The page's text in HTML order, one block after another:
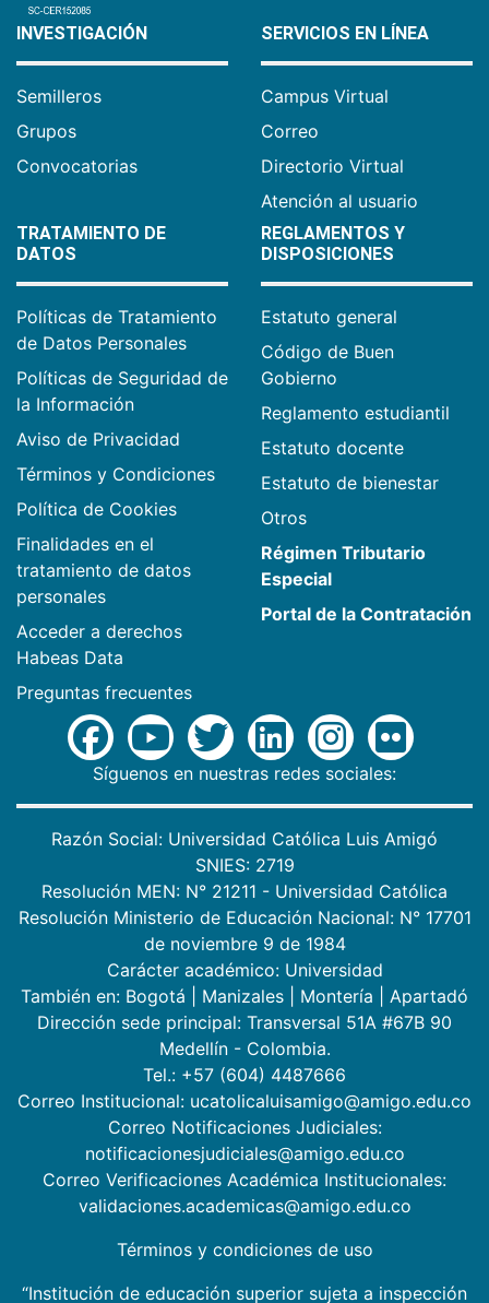
INVESTIGACIÓN
Semilleros
Grupos
Convocatorias
SERVICIOS EN LÍNEA
Campus Virtual
Correo
Directorio Virtual
Atención al usuario
TRATAMIENTO DE
DATOS
Políticas de Tratamiento
de Datos Personales
Políticas de Seguridad de
la Información
Aviso de Privacidad
Términos y Condiciones
Política de Cookies
Finalidades en el
tratamiento de datos
personales
Acceder a derechos
Habeas Data
Preguntas frecuentes
REGLAMENTOS Y
DISPOSICIONES
Estatuto general
Código de Buen
Gobierno
Reglamento estudiantil
Estatuto docente
Estatuto de bienestar
Otros
Régimen Tributario
Especial
Portal de la Contratación
Síguenos en nuestras redes sociales:
Razón Social: Universidad Católica Luis Amigó
SNIES: 2719
Resolución MEN: N° 21211 - Universidad Católica
Resolución Ministerio de Educación Nacional: N° 17701
de noviembre 9 de 1984
Carácter académico: Universidad
También en: Bogotá Manizales Montería
Apartadó
Dirección sede principal: Transversal 51A #67B 90
Medellín - Colombia.
Tel.: +57 (604) 4487666
Correo Institucional: ucatolicaluisamigo@amigo.edu.co
Correo Notificaciones Judiciales:
notificacionesjudiciales@amigo.edu.co
Correo Verificaciones Académica Institucionales:
validaciones.academicas@amigo.edu.co
Términos y condiciones de uso
“Institución de educación superior sujeta a inspección